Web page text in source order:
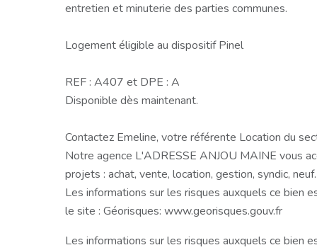
entretien et minuterie des parties communes.
Logement éligible au dispositif Pinel
REF : A407 et DPE : A
Disponible dès maintenant.
Contactez Emeline, votre référente Location du
Notre agence L'ADRESSE ANJOU MAINE vous
projets : achat, vente, location, gestion, syndic, neuf.
Les informations sur les risques auxquels ce bien
le site : Géorisques: www.georisques.gouv.fr
Les informations sur les risques auxquels ce bien